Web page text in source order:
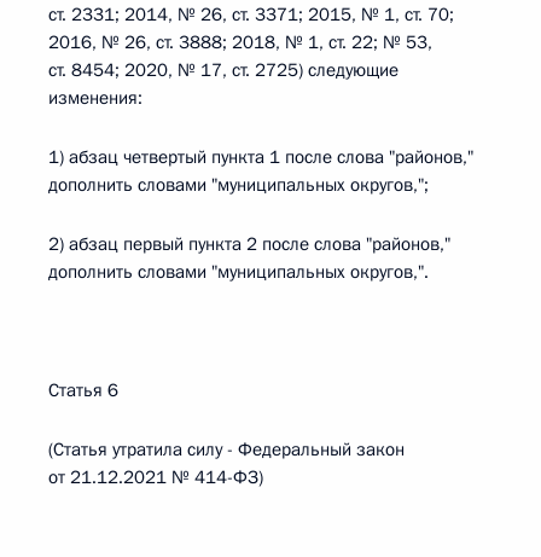
ст. 2331; 2014, № 26, ст. 3371; 2015, № 1, ст. 70;
2016, № 26, ст. 3888; 2018, № 1, ст. 22; № 53,
ст. 8454; 2020, № 17, ст. 2725) следующие
изменения:
1) абзац четвертый пункта 1 после слова "районов,"
дополнить словами "муниципальных округов,";
2) абзац первый пункта 2 после слова "районов,"
дополнить словами "муниципальных округов,".
Статья 6
(Статья утратила силу - Федеральный закон
от 21.12.2021 № 414-ФЗ)